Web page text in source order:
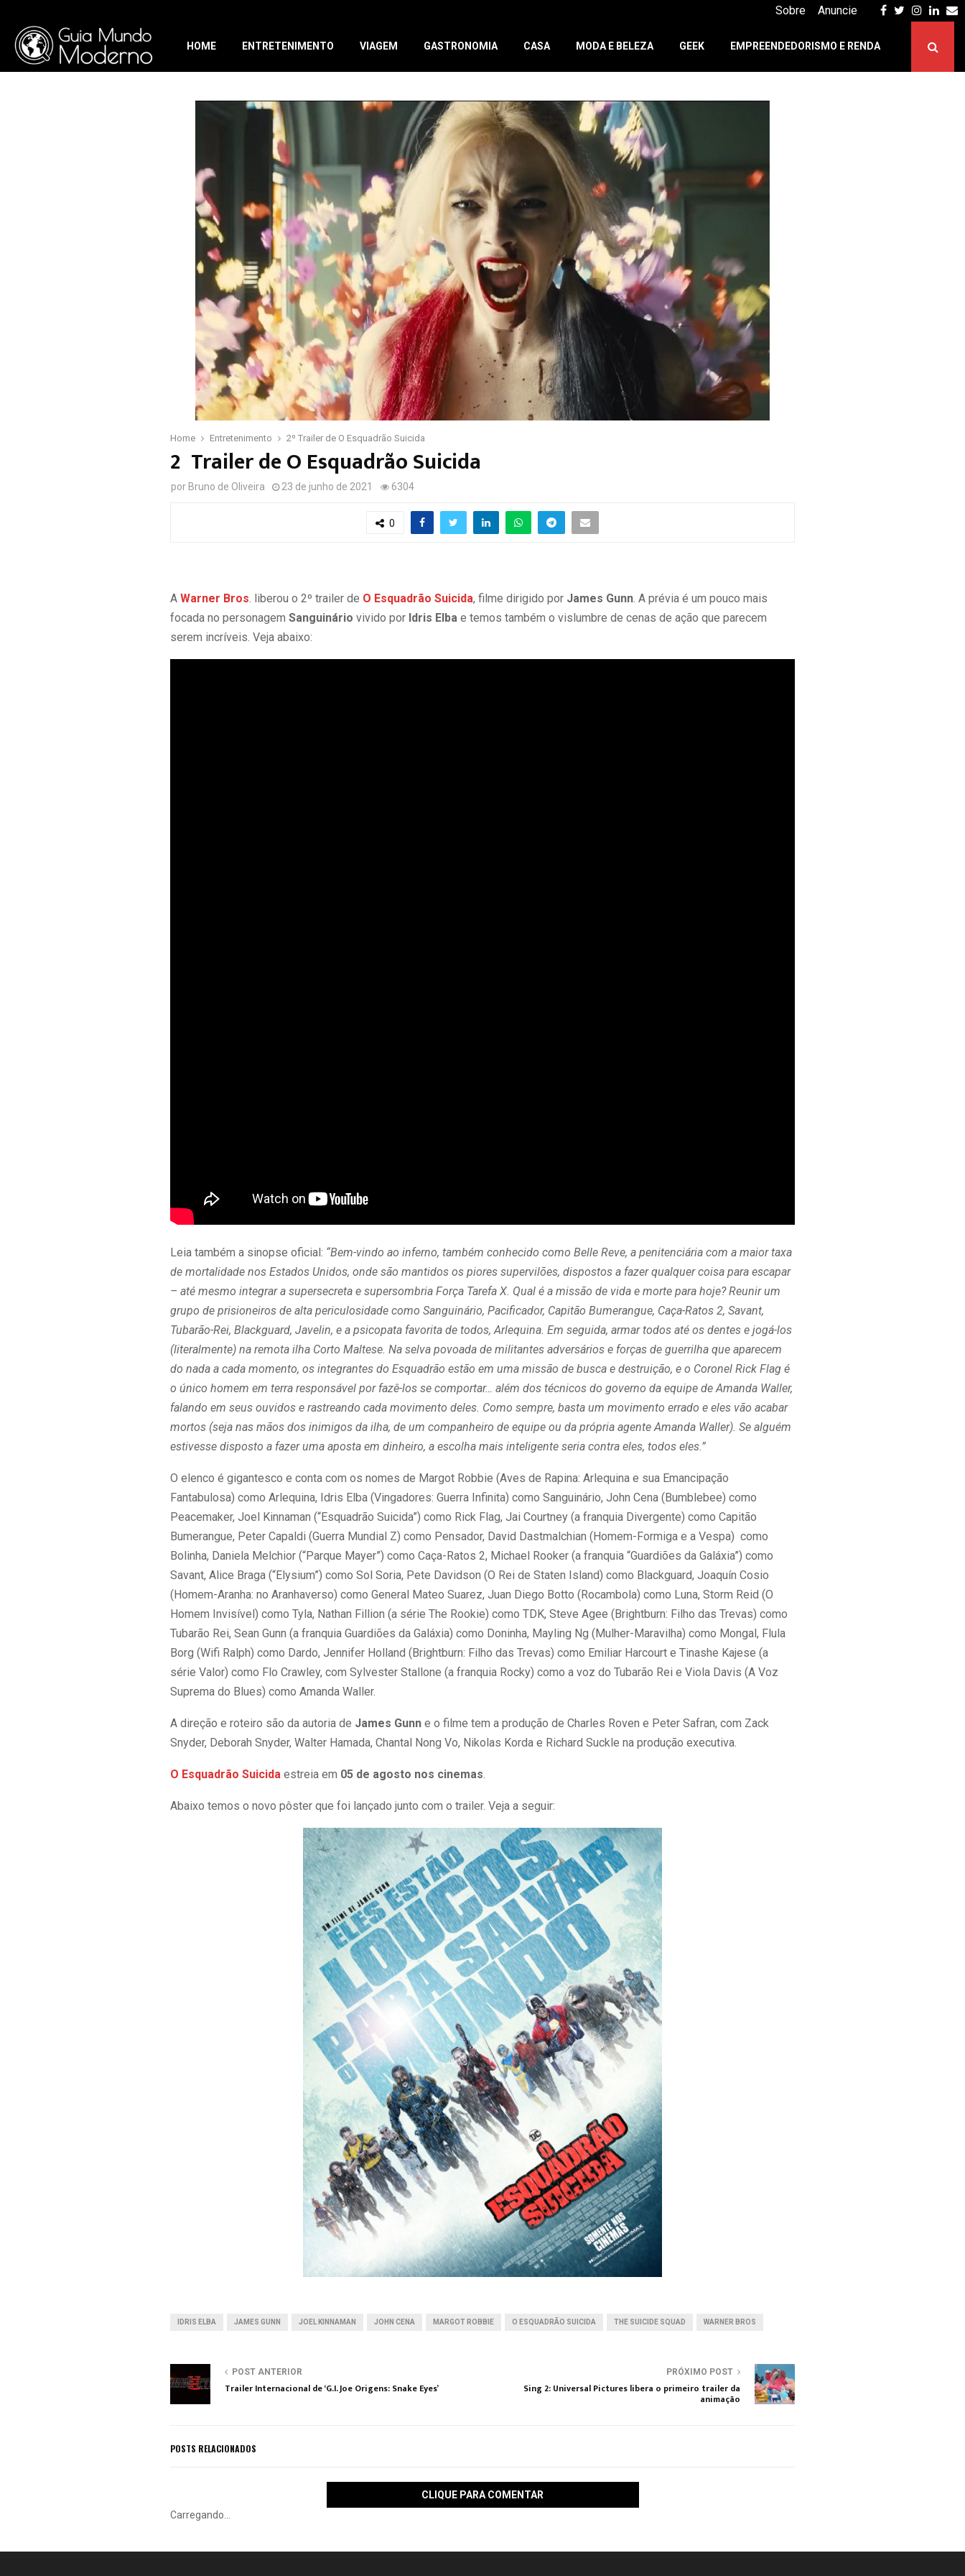
Facebook
Twitter
Sobre Anuncie
HOME ENTRETENIMENTO VIAGEM GASTRONOMIA CASA MODA E BELEZA GEEK EMPREENDEDORISMO E RENDA
Home Entretenimento 2º Trailer de O Esquadrão Suicida
2º Trailer de O Esquadrão Suicida
por Bruno de Oliveira 23 de junho de 2021 6304
0
A Warner Bros. liberou o 2º trailer de O Esquadrão Suicida, filme dirigido por James Gunn. A prévia é um pouco mais
focada no personagem Sanguinário vivido por Idris Elba e temos também o vislumbre de cenas de ação que parecem
serem incríveis. Veja abaixo:
Leia também a sinopse oficial: “Bem-vindo ao inferno, também conhecido como Belle Reve, a penitenciária com a maior taxa
de mortalidade nos Estados Unidos, onde são mantidos os piores supervilões, dispostos a fazer qualquer coisa para escapar
– até mesmo integrar a supersecreta e supersombria Força Tarefa X. Qual é a missão de vida e morte para hoje? Reunir um
grupo de prisioneiros de alta periculosidade como Sanguinário, Pacificador, Capitão Bumerangue, Caça-Ratos 2, Savant,
Tubarão-Rei, Blackguard, Javelin, e a psicopata favorita de todos, Arlequina. Em seguida, armar todos até os dentes e jogá-los
(literalmente) na remota ilha Corto Maltese. Na selva povoada de militantes adversários e forças de guerrilha que aparecem
do nada a cada momento, os integrantes do Esquadrão estão em uma missão de busca e destruição, e o Coronel Rick Flag é
o único homem em terra responsável por fazê-los se comportar… além dos técnicos do governo da equipe de Amanda Waller,
falando em seus ouvidos e rastreando cada movimento deles. Como sempre, basta um movimento errado e eles vão acabar
mortos (seja nas mãos dos inimigos da ilha, de um companheiro de equipe ou da própria agente Amanda Waller). Se alguém
estivesse disposto a fazer uma aposta em dinheiro, a escolha mais inteligente seria contra eles, todos eles.”
O elenco é gigantesco e conta com os nomes de Margot Robbie (Aves de Rapina: Arlequina e sua Emancipação
Fantabulosa) como Arlequina, Idris Elba (Vingadores: Guerra Infinita) como Sanguinário, John Cena (Bumblebee) como
Peacemaker, Joel Kinnaman (“Esquadrão Suicida”) como Rick Flag, Jai Courtney (a franquia Divergente) como Capitão
Bumerangue, Peter Capaldi (Guerra Mundial Z) como Pensador, David Dastmalchian (Homem-Formiga e a Vespa) como
Bolinha, Daniela Melchior (“Parque Mayer”) como Caça-Ratos 2, Michael Rooker (a franquia “Guardiões da Galáxia”) como
Savant, Alice Braga (“Elysium”) como Sol Soria, Pete Davidson (O Rei de Staten Island) como Blackguard, Joaquín Cosio
(Homem-Aranha: no Aranhaverso) como General Mateo Suarez, Juan Diego Botto (Rocambola) como Luna, Storm Reid (O
Homem Invisível) como Tyla, Nathan Fillion (a série The Rookie) como TDK, Steve Agee (Brightburn: Filho das Trevas) como
Tubarão Rei, Sean Gunn (a franquia Guardiões da Galáxia) como Doninha, Mayling Ng (Mulher-Maravilha) como Mongal, Flula
Borg (Wifi Ralph) como Dardo, Jennifer Holland (Brightburn: Filho das Trevas) como Emiliar Harcourt e Tinashe Kajese (a
série Valor) como Flo Crawley, com Sylvester Stallone (a franquia Rocky) como a voz do Tubarão Rei e Viola Davis (A Voz
Suprema do Blues) como Amanda Waller.
A direção e roteiro são da autoria de James Gunn e o filme tem a produção de Charles Roven e Peter Safran, com Zack
Snyder, Deborah Snyder, Walter Hamada, Chantal Nong Vo, Nikolas Korda e Richard Suckle na produção executiva.
O Esquadrão Suicida estreia em 05 de agosto nos cinemas.
Abaixo temos o novo pôster que foi lançado junto com o trailer. Veja a seguir:
IDRIS ELBA JAMES GUNN JOEL KINNAMAN JOHN CENA MARGOT ROBBIE O ESQUADRÃO SUICIDA THE SUICIDE SQUAD WARNER BROS
POST ANTERIOR
Trailer Internacional de ‘G.I. Joe Origens: Snake Eyes’
PRÓXIMO POST
Sing 2: Universal Pictures libera o primeiro trailer da
animação
POSTS RELACIONADOS
CLIQUE PARA COMENTAR
Carregando...